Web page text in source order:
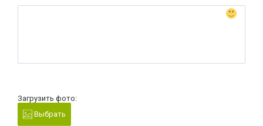
Загрузить фото:
Выбрать